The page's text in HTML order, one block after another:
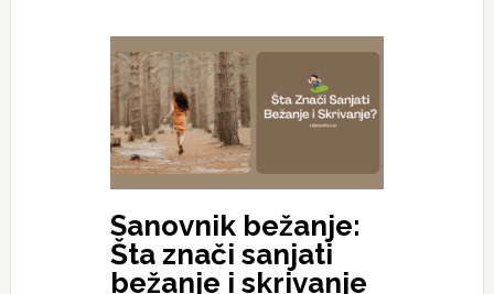
Sanovnik bežanje:
Šta znači sanjati
bežanje i skrivanje